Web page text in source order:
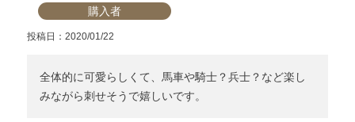
購入者
投稿日 2020/01/22
全体的に可愛らしくて、馬車や騎士？兵士？など楽し
みながら刺せそうで嬉しいです。